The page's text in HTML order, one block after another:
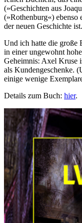
(»Geschichten aus
(»Rothenburg«) ebenso
der neuen Geschichte ist.
Und ich hatte die große
in einer ungewohnt
Geheimnis: Axel Kruse
als Kundengeschenke.
einige wenige
Details zum Buch: hier.